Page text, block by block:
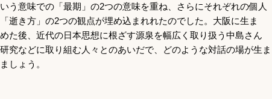
う意味での「最期」の2つの意味を重ね、さらにそれぞれの個人
逝き方」の2つの観点が埋め込まれれたのでした。大阪に生ま
た後、近代の日本思想に根ざす源泉を幅広く取り扱う中島さん
究などに取り組む人々とのあいだで、どのような対話の場が生ま
しょう。